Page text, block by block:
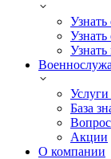
База
Акции
О компании